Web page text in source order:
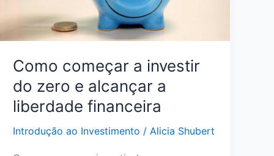
em
2026?
Como começar a investir
do zero e alcançar a
liberdade financeira
Introdução ao Investimento / Alicia Shubert